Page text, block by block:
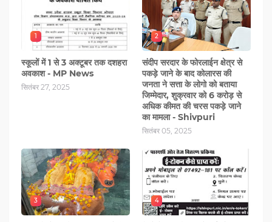
1
स्कूलों में 1 से 3 अक्टूबर तक दशहरा
अवकाश - MP News
सितंबर 27, 2025
2
संदीप सरदार के फोरलाईन क्षेत्र से
पकड़े जाने के बाद कोलारस की
जनता ने सत्ता के लोगो को बताया
जिम्मेदार, शुक्रवार को 6 करोड़ से
अधिक कीमत की चरस पकड़े जाने
का मामला - Shivpuri
सितंबर 05, 2025
3 4